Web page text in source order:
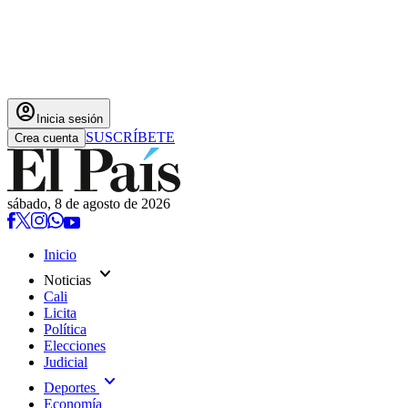
account_circle Inicia sesión
Crea cuenta SUSCRÍBETE
sábado, 8 de agosto de 2026
Inicio
Noticias expand_more
Cali
Licita
Política
Elecciones
Judicial
Deportes expand_more
Economía